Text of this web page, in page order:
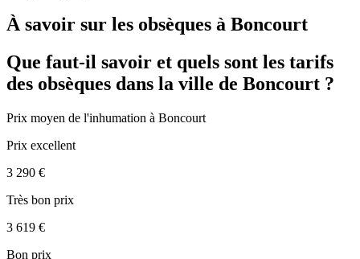
À savoir sur les obsèques à Boncourt
Que faut-il savoir et quels sont les tarifs
des obsèques dans la ville de Boncourt ?
Prix moyen de l'inhumation à Boncourt
Prix excellent
3 290 €
Très bon prix
3 619 €
Bon prix